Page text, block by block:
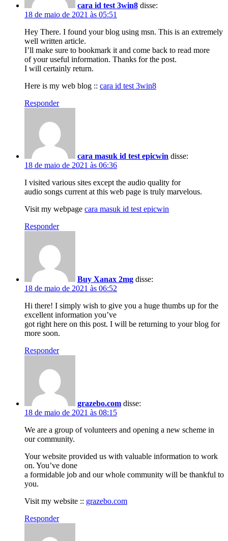
cara id test 3win8 disse:
18 de maio de 2021 às 05:51
Hey There. I found your blog using msn. This is an extremely
well written article.
I’ll make sure to bookmark it and come back to read more
of your useful information. Thanks for the post.
I will certainly return.
Here is my web blog :: cara id test 3win8
Responder
cara masuk id test epicwin disse:
18 de maio de 2021 às 06:36
I visited various sites except the audio quality for
audio songs current at this web page is truly marvelous.
Visit my webpage cara masuk id test epicwin
Responder
Buy Xanax 2mg disse:
18 de maio de 2021 às 06:52
Hi there! I simply wish to give you a huge thumbs up for the
excellent information you’ve
got right here on this post. I will be returning to your blog for
more soon.
Responder
grazebo.com disse:
18 de maio de 2021 às 08:15
We are a group of volunteers and opening a new scheme in
our community.
Your website provided us with valuable information to work
on. You’ve done
a formidable job and our whole community will be thankful to
you.
Visit my website :: grazebo.com
Responder